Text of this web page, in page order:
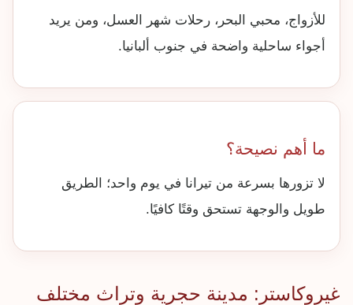
للأزواج، محبي البحر، رحلات شهر العسل، ومن يريد
أجواء ساحلية واضحة في جنوب ألبانيا.
ما أهم نصيحة؟
لا تزورها بسرعة من تيرانا في يوم واحد؛ الطريق
طويل والوجهة تستحق وقتًا كافيًا.
غيروكاستر: مدينة حجرية وتراث مختلف